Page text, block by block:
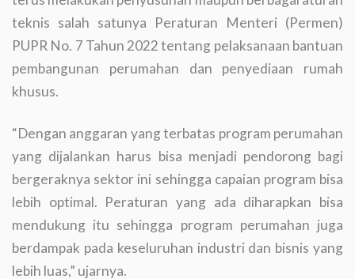
teknis salah satunya Peraturan Menteri (Permen)
PUPR No. 7 Tahun 2022 tentang pelaksanaan bantuan
pembangunan perumahan dan penyediaan rumah
khusus.
“Dengan anggaran yang terbatas program perumahan
yang dijalankan harus bisa menjadi pendorong bagi
bergeraknya sektor ini sehingga capaian program bisa
lebih optimal. Peraturan yang ada diharapkan bisa
mendukung itu sehingga program perumahan juga
berdampak pada keseluruhan industri dan bisnis yang
lebih luas,” ujarnya.